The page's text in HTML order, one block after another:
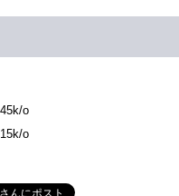
o
o